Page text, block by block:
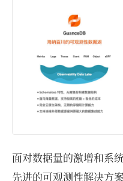
面对数据量的激增和系
先进的可观测性解决方